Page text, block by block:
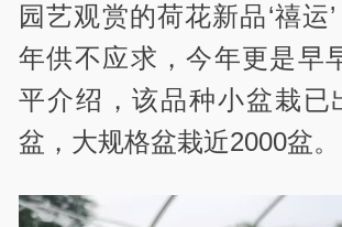
园艺观赏的荷花新品‘禧运
年供不应求，今年更是早
平介绍，该品种小盆栽已
盆，大规格盆栽近2000盆。